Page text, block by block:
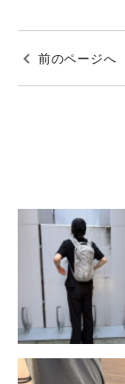
前のページへ